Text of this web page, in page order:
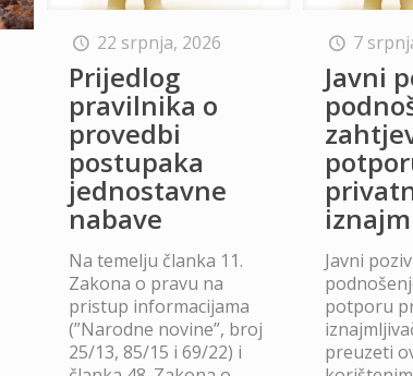
22 srpnja, 2026
Prijedlog
pravilnika o
provedbi
postupaka
jednostavne
nabave
Na temelju članka 11.
Zakona o pravu na
pristup informacijama
(”Narodne novine”, broj
25/13, 85/15 i 69/22) i
7
Javni
Javni
potporu
preuzeti